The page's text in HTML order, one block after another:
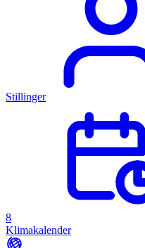
Stillinger
8
Klimakalender